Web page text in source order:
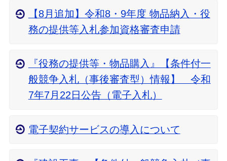
【8月追加】令和8・9年度 物品納入・役
務の提供等入札参加資格審査申請
『役務の提供等・物品購入』【条件付一
般競争入札（事後審査型）情報】 令和
7年7月22日公告（電子入札）
電子契約サービスの導入について